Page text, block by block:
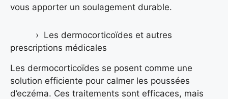
vous apporter un soulagement durable.
Les dermocorticoïdes et autres
prescriptions médicales
Les dermocorticoïdes se posent comme une
solution efficiente pour calmer les poussées
d’eczéma. Ces traitements sont efficaces, mais